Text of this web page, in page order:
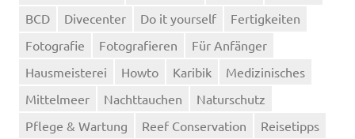
BCD
Divecenter Do it yourself
Fertigkeiten
Fotografie
Fotografieren
Für Anfänger
Hausmeisterei
Howto Karibik
Medizinisches
Mittelmeer
Nachttauchen
Naturschutz
Pflege & Wartung
Reef Conservation
Reisetipps